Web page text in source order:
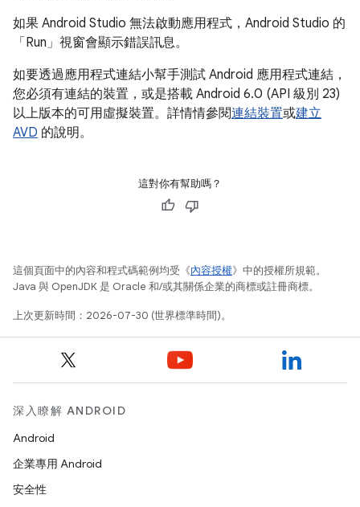
如果 Android Studio 無法啟動應用程式，Android Studio 的
「Run」 視窗會顯示錯誤訊息。
如要透過應用程式連結小幫手測試 Android 應用程式連結，
您必須有連結的裝置，或是搭載 Android 6.0 (API 級別 23)
以上版本的可用虛擬裝置。詳情情參閱連結裝置或建立
AVD 的說明。
這對你有幫助嗎？
這個頁面中的內容和程式碼範例均受《內容授權》中的授權所規範。
Java 與 OpenJDK 是 Oracle 和/或其關係企業的商標或註冊商標。
上次更新時間：2026-07-30 (世界標準時間)。
深入瞭解 ANDROID
Android
企業專用 Android
安全性